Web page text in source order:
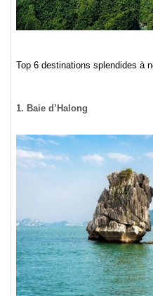
Top 6 destinations splendides à
1. Baie d’Halong